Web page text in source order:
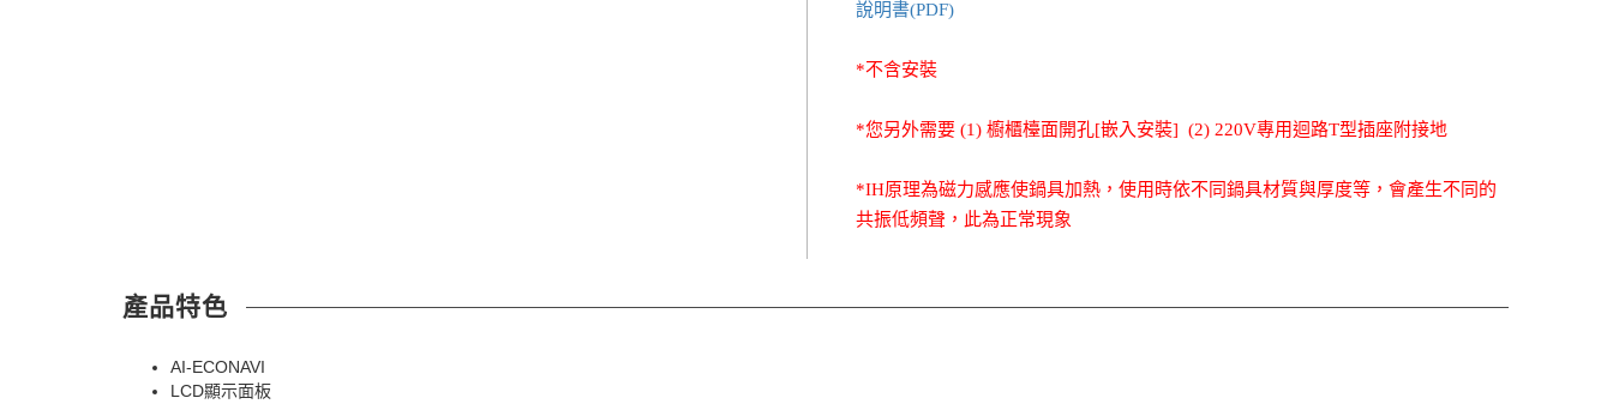
說明書(PDF)
*不含安裝
*您另外需要 (1) 櫥櫃檯面開孔[嵌入安裝] (2) 220V專用迴路T型插座附接地
*IH原理為磁力感應使鍋具加熱，使用時依不同鍋具材質與厚度等，會產生不同的
共振低頻聲，此為正常現象
產品特色
AI-ECONAVI
LCD顯示面板